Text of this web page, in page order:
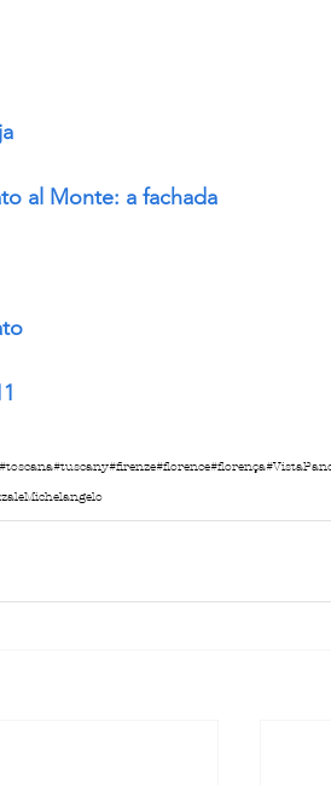
al Monte: a fachada
#toscana#tuscany#firenze#florence#florença